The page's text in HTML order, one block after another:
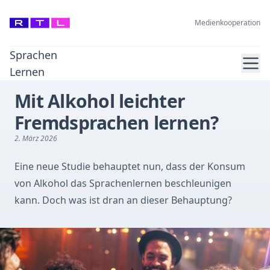
Medienkooperation
Sprachen
Lernen
Mit Alkohol leichter
Fremdsprachen lernen?
2. März 2026
Eine neue Studie behauptet nun, dass der Konsum
von Alkohol das Sprachenlernen beschleunigen
kann. Doch was ist dran an dieser Behauptung?